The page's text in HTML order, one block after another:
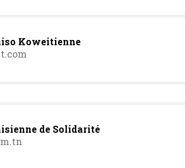
Koweitienne
de Solidarité